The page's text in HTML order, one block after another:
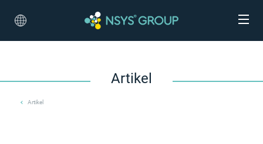
Artikel
Artikel